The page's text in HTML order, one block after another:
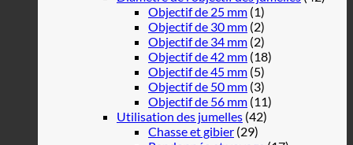
Objectif de 25 mm (1)
Objectif de 30 mm (2)
Objectif de 34 mm (2)
Objectif de 42 mm (18)
Objectif de 45 mm (5)
Objectif de 50 mm (3)
Objectif de 56 mm (11)
Utilisation des jumelles (42)
Chasse et gibier (29)